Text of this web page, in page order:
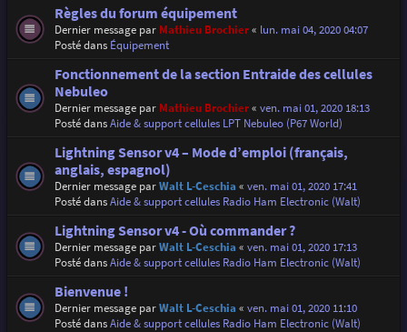
Règles du forum équipement
Dernier message par Mathieu Brochier« lun. mai 04, 2020 04:07
Posté dans Équipement
Fonctionnement de la section Entraide des cellules
Nebuleo
Dernier message par Mathieu Brochier« ven. mai 01, 2020 18:13
Posté dansAide & support cellules LPT Nebuleo (P67 World)
Lightning Sensor v4 – Mode d’emploi (français,
anglais, espagnol)
Dernier message parWalt L-Ceschia « ven. mai 01, 2020 17:41
Posté dansAide & support cellules Radio Ham Electronic (Walt)
Lightning Sensor v4 - Où commander ?
Dernier message parWalt L-Ceschia « ven. mai 01, 2020 17:13
Posté dansAide & support cellules Radio Ham Electronic (Walt)
Bienvenue !
Dernier message parWalt L-Ceschia « ven. mai 01, 2020 11:10
Posté dansAide & support cellules Radio Ham Electronic (Walt)